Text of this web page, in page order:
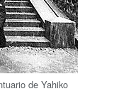
de Yahiko